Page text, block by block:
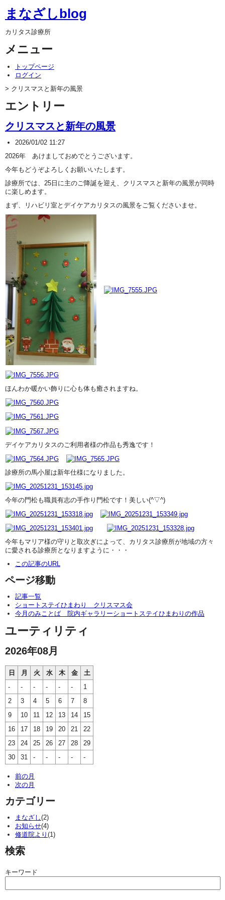
まなざしblog
カリタス診療所
メニュー
トップページ
ログイン
> クリスマスと新年の風景
エントリー
クリスマスと新年の風景
2026/01/02 11:27
2026年 あけましておめでとうございます。
今年もどうぞよろしくお願いいたします。
診療所では、25日に主のご降誕を迎え、クリスマスと新年の風景が同時
に楽しめます。
まず、リハビリ室とデイケアカリタスの風景をご覧くださいませ。
ほんわか暖かい飾りに心も体も癒されますね。
デイケアカリタスのご利用者様の作品も秀逸です！
診療所の馬小屋は新年仕様になりました。
今年の門松も職員有志の手作り門松です！美しい(^▽^)
今年もマリア様の守りと取次ぎによって、カリタス診療所が地域の方々
に愛される診療所となりますように・・・
この記事のURL
ページ移動
記事一覧
ショートステイひまわり クリスマス会
今月のみことば 院内ギャラリーショートステイひまわりの作品
ユーティリティ
2026年08月
日 月 火 水 木 金
土
-
- - - - -
1
2
3 4 5 6 7
8
9
10 11 12 13 14
15
16
17 18 19 20 21
22
23
24 25 26 27 28
29
30
31 - - - - -
前の月
次の月
カテゴリー
まなざし(2)
お知らせ(4)
修道院より (1)
検索
キーワード